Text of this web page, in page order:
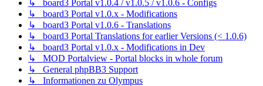
↳ board3 Portal v1.0.4 / v1.0.5 / v1.0.6 - Configs
↳ board3 Portal v1.0.x - Modifications
↳ board3 Portal v1.0.6 - Translations
↳ board3 Portal Translations for earlier Versions (< 1.0.6)
↳ board3 Portal v1.0.x - Modifications in Dev
↳ MOD Portalview - Portal blocks in whole forum
↳ General phpBB3 Support
↳ Informationen zu Olympus